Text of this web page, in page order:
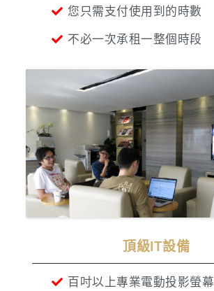
您只需支付使用到的時數
不必一次承租一整個時段
頂級IT設備
百吋以上專業電動投影螢幕